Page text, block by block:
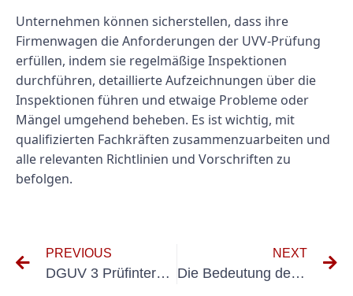
Unternehmen können sicherstellen, dass ihre
Firmenwagen die Anforderungen der UVV-Prüfung
erfüllen, indem sie regelmäßige Inspektionen
durchführen, detaillierte Aufzeichnungen über die
Inspektionen führen und etwaige Probleme oder
Mängel umgehend beheben. Es ist wichtig, mit
qualifizierten Fachkräften zusammenzuarbeiten und
alle relevanten Richtlinien und Vorschriften zu
befolgen.
PREVIOUS
DGUV 3 Prüfintervalle: Arbeitssicherheit und Compliance gewährleisten
NEXT
Die Bedeutung der DGUV 3-Prüfung für ortsfeste Anlagen verstehen